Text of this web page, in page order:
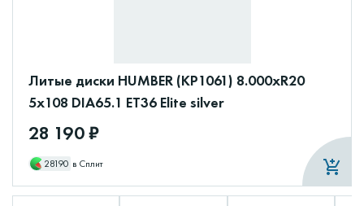
Литые диски HUMBER (КР1061) 8.000xR20
5x108 DIA65.1 ET36 Elite silver
28 190 ₽
28190 в Сплит